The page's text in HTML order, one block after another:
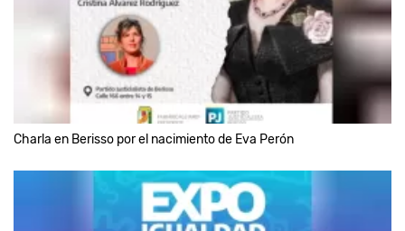
Charla en Berisso por el nacimiento de Eva Perón